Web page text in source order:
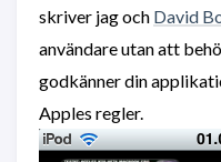
skriver jag och David
användare utan att
godkänner din
Apples regler.